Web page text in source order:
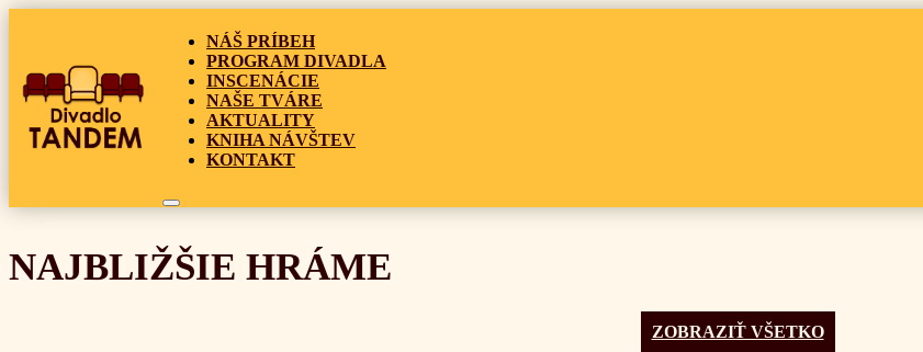
NÁŠ PRÍBEH
PROGRAM DIVADLA
INSCENÁCIE
NAŠE TVÁRE
AKTUALITY
KNIHA NÁVŠTEV
KONTAKT
NAJBLIŽŠIE HRÁME
ZOBRAZIŤ VŠETKO